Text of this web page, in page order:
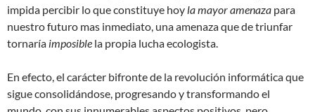
impida percibir lo que constituye hoy la mayor amenaza para
nuestro futuro mas inmediato, una amenaza que de triunfar
tornaría imposible la propia lucha ecologista.
En efecto, el carácter bifronte de la revolución informática que
sigue consolidándose, progresando y transformando el